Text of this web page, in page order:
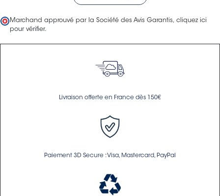
Marchand approuvé par la Société des Avis Garantis, cliquez ici
pour vérifier.
Livraison offerte en France dès 150€
Paiement 3D Secure : Visa, Mastercard, PayPal